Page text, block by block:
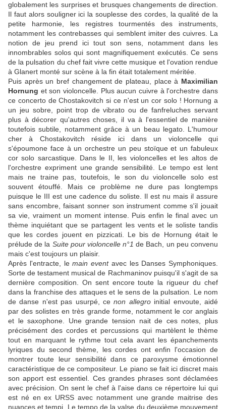
globalement les surprises et brusques changements de direction.
Il faut alors souligner ici la souplesse des cordes, la qualité de la
petite harmonie, les registres tourmentés des instruments,
notamment les contrebasses qui semblent imiter des cuivres. La
notion de jeu prend ici tout son sens, notamment dans les
innombrables solos qui sont magnifiquement exécutés. Ce sens
de la pulsation du chef fait vivre cette musique et l'ovation rendue
à Glanert monté sur scène à la fin était totalement méritée.
Puis après un bref changement de plateau, place à Maximilian
Hornung et son violoncelle. Plus aucun cuivre à l'orchestre dans
ce concerto de Chostakovitch si ce n'est un cor solo ! Hornung a
un jeu sobre, point trop de vibrato ou de fanfreluches servant
plus à décorer qu'autres choses, il va à l'essentiel de manière
toutefois subtile, notamment grâce à un beau legato. L'humour
cher à Chostakovitch réside ici dans un violoncelle qui
s'époumone face à un orchestre un peu stoïque et un fabuleux
cor solo sarcastique. Dans le II, les violoncelles et les altos de
l'orchestre expriment une grande sensibilité. Le tempo est lent
mais ne traine pas, toutefois, le son du violoncelle solo est
souvent étouffé. Mais ce problème ne dure pas longtemps
puisque le III est une cadence du soliste. Il est nu mais il assure
sans encombre, faisant sonner son instrument comme s'il jouait
sa vie, vraiment un moment intense. Puis enfin le final avec un
thème inquiétant que se partagent les vents et le soliste tandis
que les cordes jouent en pizzicati. Le bis de Hornung était le
prélude de la Suite pour violoncelle n°1 de Bach, un peu convenu
mais c'est toujours un plaisir.
Après l'entracte, lemain eventavec les Danses Symphoniques.
Sorte de testament musical de Rachmaninov puisqu'il s'agit de sa
dernière composition. On sent encore toute la rigueur du chef
dans la franchise des attaques et le sens de la pulsation. Le nom
de danse n'est pas usurpé, cenon allegroinitial envoute, aidé
par des solistes en très grande forme, notamment le cor anglais
et le saxophone. Une grande tension nait de ces notes, plus
précisément des cordes et percussions qui martèlent le thème
tout en marquant le rythme tout cela avant les épanchements
lyriques du second thème, les cordes ont enfin l'occasion de
montrer toute leur sensibilité dans ce paroxysme émotionnel
caractéristique de ce compositeur. Le piano se fait ici discret mais
son apport est essentiel. Ces grandes phrases sont déclamées
avec précision. On sent le chef à l'aise dans ce répertoire lui qui
est né en ex URSS avec notamment une grande maitrise des
nuances et tempi. Le tempo de la valse du deuxième mouvement